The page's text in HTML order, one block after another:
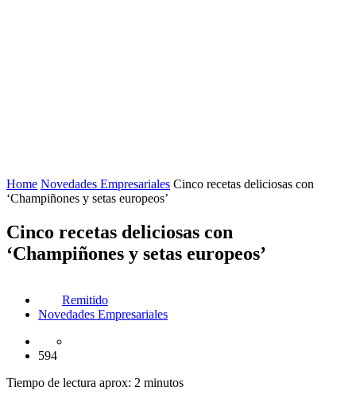
Home Novedades Empresariales Cinco recetas deliciosas con
‘Champiñones y setas europeos’
Cinco recetas deliciosas con
‘Champiñones y setas europeos’
Remitido
Novedades Empresariales
594
Tiempo de lectura aprox: 2 minutos